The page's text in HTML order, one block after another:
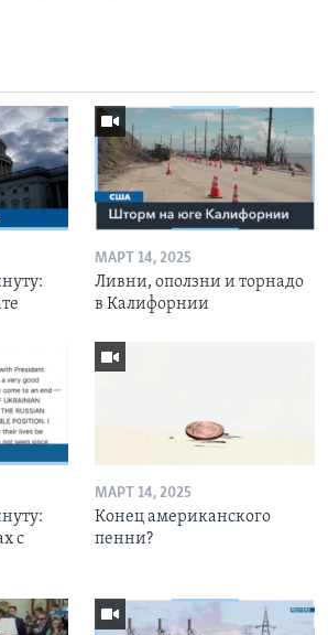
МАРТ 14, 2025
Ливни, оползни и торнадо
в Калифорнии
с
МАРТ 14, 2025
Конец американского
пенни?